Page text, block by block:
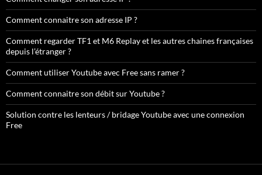
Comment connaitre son adresse IP ?
Comment regarder TF1 et M6 Replay et les autres chaines françaises
depuis l’étranger ?
Comment utiliser Youtube avec Free sans ramer ?
Comment connaitre son débit sur Youtube ?
Solution contre les lenteurs / bridage Youtube avec une connexion
Free